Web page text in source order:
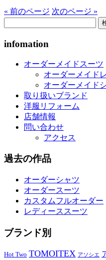
« 前のページ 次のページ »
infomation
オーダーメイドスーツ
オーダーメイド
オーダーメイド
取り扱いブランド
洋服リフォーム
店舗情報
問い合わせ
アクセス
過去の作品
オーダーシャツ
オーダースーツ
カスタムフルオーダー
レディーススーツ
ブランド別
Hot Two TOMOITEX アソシエ